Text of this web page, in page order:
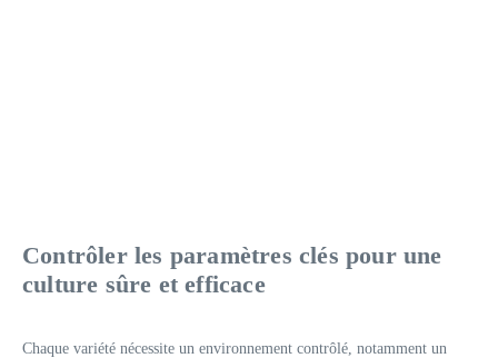
Contrôler les paramètres clés pour une
culture sûre et efficace
Chaque variété nécessite un environnement contrôlé, notamment un